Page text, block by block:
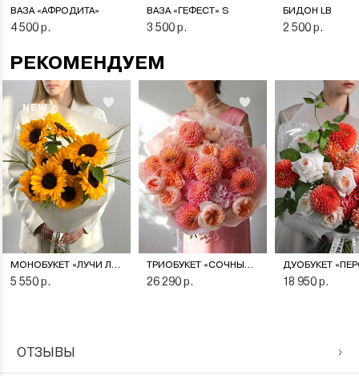
ВАЗА «АФРОДИТА»
4 500 р.
ВАЗА «ГЕФЕСТ» S
3 500 р.
БИДОН LB
2 500 р.
РЕКОМЕНДУЕМ
NEW
МОНОБУКЕТ «ЛУЧИ ЛЕТА»
5 550 р.
ТРИОБУКЕТ «СОЧНЫЙ ПЕРСИК»
26 290 р. 18 950 р.
ОТЗЫВЫ